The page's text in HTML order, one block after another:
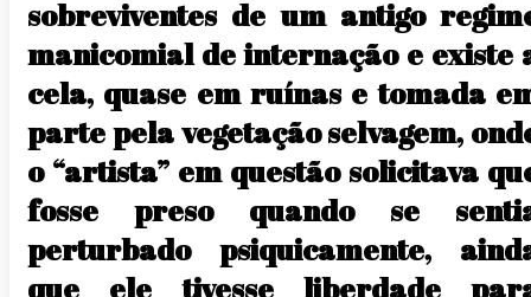
sobreviventes de um antigo
manicomial de internação e existe
cela, quase em ruínas e tomada
parte pela vegetação selvagem,
o “artista” em questão solicitava
fosse preso quando se
perturbado psiquicamente,
que ele tivesse liberdade